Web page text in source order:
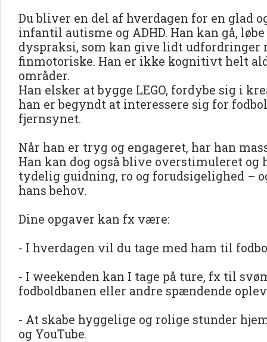
Du bliver en del af hverdagen for en glad
infantil autisme og ADHD. Han kan gå,
dyspraksi, som kan give lidt udfordringer
finmotoriske. Han er ikke kognitivt helt
områder.
Han elsker at bygge LEGO, fordybe sig i
han er begyndt at interessere sig for
fjernsynet.
Når han er tryg og engageret, har han
Han kan dog også blive overstimuleret og
tydelig guidning, ro og forudsigelighed –
hans behov.
Dine opgaver kan fx være:
- I hverdagen vil du tage med ham til
- I weekenden kan I tage på ture, fx til
fodboldbanen eller andre spændende
- At skabe hyggelige og rolige stunder
og YouTube.